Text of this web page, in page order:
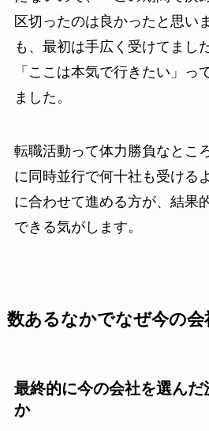
区切ったのは良かったと思い
も、最初は手広く受けてまし
「ここは本気で行きたい」っ
ました。
転職活動って体力勝負なとこ
に同時並行で何十社も受ける
に合わせて進める方が、結果
できる気がします。
数あるなかでなぜ今の
最終的に今の会社を選んだ
か